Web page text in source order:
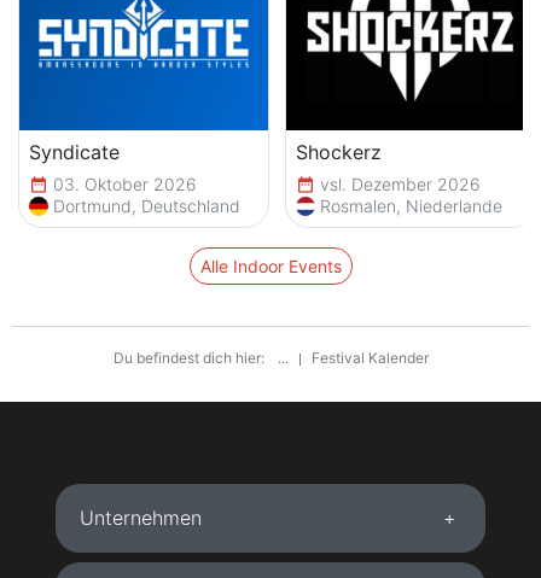
Syndicate
date_range 03. Oktober 2026
Dortmund, Deutschland
Shockerz
date_range vsl. Dezember 2026
Rosmalen, Niederlande
Alle Indoor Events
Du befindest dich hier: ... Festival Kalender
Unternehmen